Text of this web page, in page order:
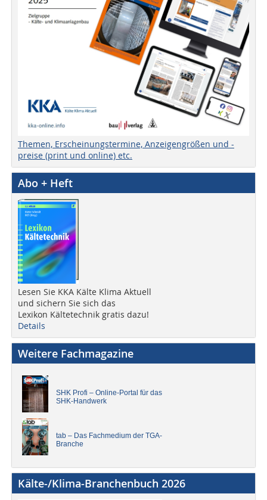
Themen, Erscheinungstermine, Anzeigengrößen und -
preise (print und online) etc.
Abo + Heft
Lesen Sie KKA Kälte Klima Aktuell
und sichern Sie sich das
Lexikon Kältetechnik gratis dazu!
Details
Weitere Fachmagazine
SHK Profi – Online-Portal für das
SHK-Handwerk
tab – Das Fachmedium der TGA-
Branche
Kälte-/Klima-Branchenbuch 2026